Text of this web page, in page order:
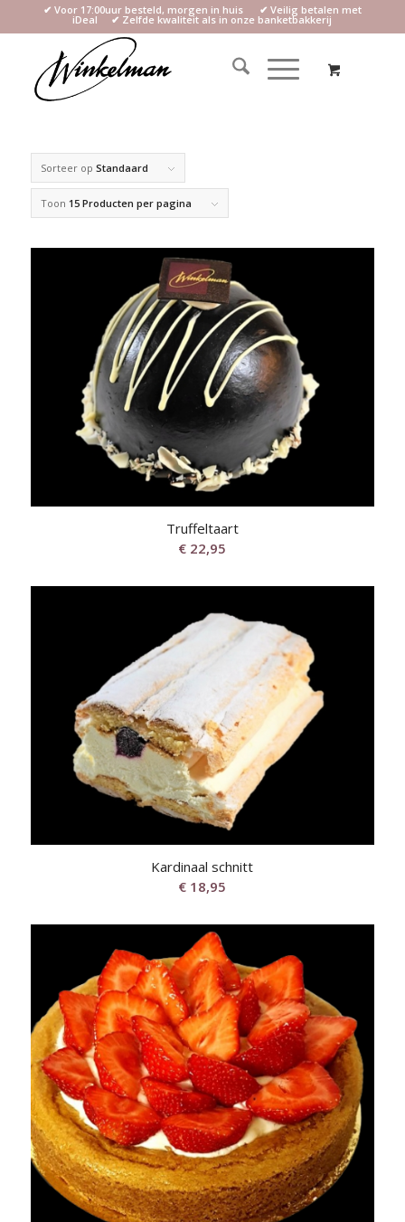
✔ Voor 17:00uur besteld, morgen in huis ✔ Veilig betalen met
iDeal ✔ Zelfde kwaliteit als in onze banketbakkerij
Sorteer op Standaard
Toon 15 Producten per pagina
Truffeltaart
€ 22,95
Kardinaal schnitt
€ 18,95